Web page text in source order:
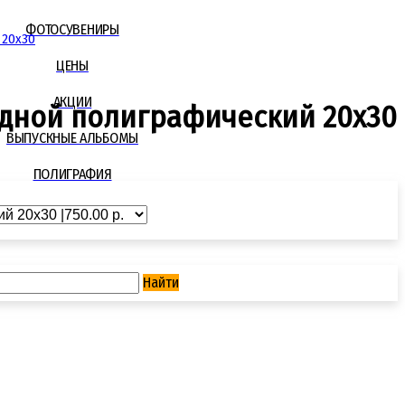
ФОТОСУВЕНИРЫ
ЦЕНЫ
АКЦИИ
ВЫПУСКНЫЕ АЛЬБОМЫ
ПОЛИГРАФИЯ
УСЛУГИ
Найти
полиграфический 20x30